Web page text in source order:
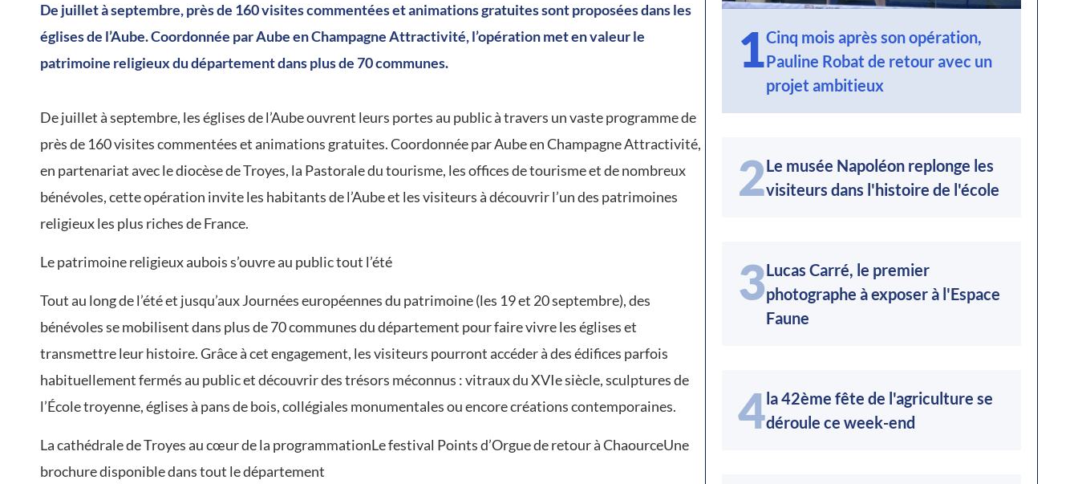
De juillet à septembre, près de 160 visites commentées et animations gratuites sont proposées dans les
églises de l’Aube. Coordonnée par Aube en Champagne Attractivité, l’opération met en valeur le
patrimoine religieux du département dans plus de 70 communes.
De juillet à septembre, les églises de l’Aube ouvrent leurs portes au public à travers un vaste programme de
près de 160 visites commentées et animations gratuites. Coordonnée par Aube en Champagne Attractivité,
en partenariat avec le diocèse de Troyes, la Pastorale du tourisme, les offices de tourisme et de nombreux
bénévoles, cette opération invite les habitants de l’Aube et les visiteurs à découvrir l’un des patrimoines
religieux les plus riches de France.
Le patrimoine religieux aubois s’ouvre au public tout l’été
Tout au long de l’été et jusqu’aux Journées européennes du patrimoine (les 19 et 20 septembre), des
bénévoles se mobilisent dans plus de 70 communes du département pour faire vivre les églises et
transmettre leur histoire. Grâce à cet engagement, les visiteurs pourront accéder à des édifices parfois
habituellement fermés au public et découvrir des trésors méconnus : vitraux du XVIe siècle, sculptures de
l’École troyenne, églises à pans de bois, collégiales monumentales ou encore créations contemporaines.
La cathédrale de Troyes au cœur de la programmationLe festival Points d’Orgue de retour à ChaourceUne
brochure disponible dans tout le département
1Cinq mois après son opération,
Pauline Robat de retour avec un
projet ambitieux
2Le musée Napoléon replonge les
visiteurs dans l'histoire de l'école
3Lucas Carré, le premier
photographe à exposer à l'Espace
Faune
4la 42ème fête de l'agriculture se
déroule ce week-end